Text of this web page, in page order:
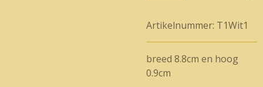
Artikelnummer: T1Wit1
breed 8.8cm en hoog
0.9cm